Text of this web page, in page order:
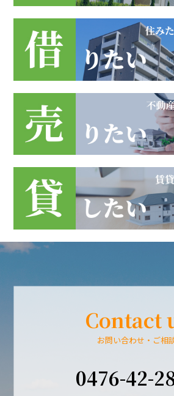
Contact
お問い合わせ・ご相
0476-42-